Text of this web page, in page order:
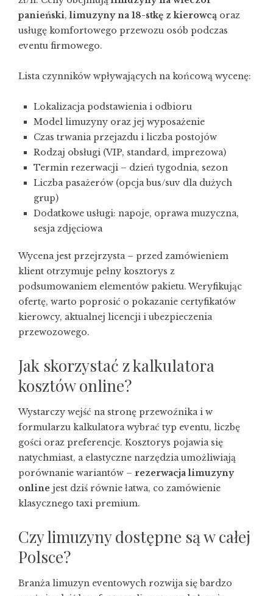
panieński,limuzyny na 18-stkę z kierowcą oraz
usługę komfortowego przewozu osób podczas
eventu firmowego.
Lista czynników wpływających na końcową wycenę:
Lokalizacja podstawienia i odbioru
Model limuzyny oraz jej wyposażenie
Czas trwania przejazdu i liczba postojów
Rodzaj obsługi (VIP, standard, imprezowa)
Termin rezerwacji – dzień tygodnia, sezon
Liczba pasażerów (opcja bus/suv dla dużych
grup)
Dodatkowe usługi: napoje, oprawa muzyczna,
sesja zdjęciowa
Wycena jest przejrzysta – przed zamówieniem
klient otrzymuje pełny kosztorys z
podsumowaniem elementów pakietu. Weryfikując
ofertę, warto poprosić o pokazanie certyfikatów
kierowcy, aktualnej licencji i ubezpieczenia
przewozowego.
Jak skorzystać z kalkulatora
kosztów online?
Wystarczy wejść na stronę przewoźnika i w
formularzu kalkulatora wybrać typ eventu, liczbę
gości oraz preferencje. Kosztorys pojawia się
natychmiast, a elastyczne narzędzia umożliwiają
porównanie wariantów – rezerwacja limuzyny
online jest dziś równie łatwa, co zamówienie
klasycznego taxi premium.
Czy limuzyny dostępne są w całej
Polsce?
Branża limuzyn eventowych rozwija się bardzo